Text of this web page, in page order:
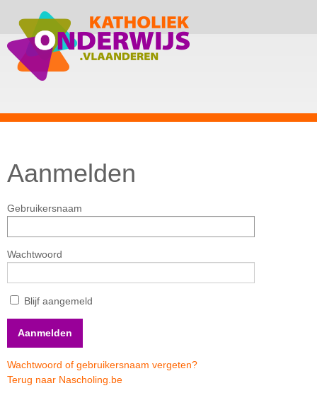
Aanmelden
Gebruikersnaam
Wachtwoord
Blijf aangemeld
Wachtwoord of gebruikersnaam vergeten?
Terug naar Nascholing.be